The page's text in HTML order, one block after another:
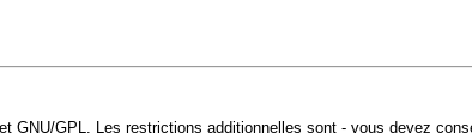
GNU/GPL. Les restrictions additionnelles sont - vous devez